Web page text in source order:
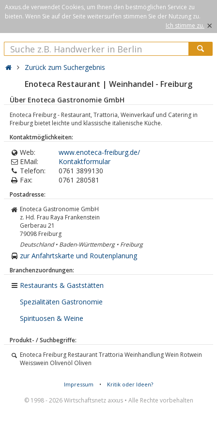
Axxus.de verwendet Cookies, um Ihnen den bestmöglichen Service zu
bieten. Wenn Sie auf der Seite weitersurfen stimmen Sie der Nutzung zu.
Ich stimme zu. ×
Zurück zum Suchergebnis
Enoteca Restaurant | Weinhandel - Freiburg
Über Enoteca Gastronomie GmbH
Enoteca Freiburg - Restaurant, Trattoria, Weinverkauf und Catering in
Freiburg bietet leichte und klassische italienische Küche.
Kontaktmöglichkeiten:
Web:
www.enoteca-freiburg.de/
EMail:
Kontaktformular
Telefon:
0761 3899130
Fax:
0761 280581
Postadresse:
Enoteca Gastronomie GmbH
z. Hd. Frau Raya Frankenstein
Gerberau 21
79098 Freiburg
Deutschland • Baden-Württemberg • Freiburg
zur Anfahrtskarte und Routenplanung
Branchenzuordnungen:
Restaurants & Gaststätten
Spezialitäten Gastronomie
Spirituosen & Weine
Produkt- / Suchbegriffe:
Enoteca Freiburg Restaurant Trattoria Weinhandlung Wein Rotwein
Weisswein Olivenöl Oliven
Impressum • Kritik oder Ideen?
© 1998 - 2026 Wirtschaftsnetz axxus • Alle Rechte vorbehalten